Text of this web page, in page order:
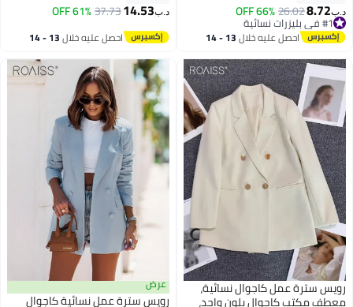
كلاسيكي للسيدات مع أزرار وفتحة
صدر مفتوحة وسترة بدلة مع
وسادات كتف باللون البيج
د.ب‏8.72
26.02
66% OFF
#1 في بليزرات نسائية
#1 في بليزرات نسائية احصل عليه خلال 13 - 14
فضفاضة بياقة ذات طية، قطعة لا
غنى عنها في خزانة ملابسك،
مناسبة للارتداء اليومي والرسمي
على حد سواء
د.ب‏14.53
37.73
61% OFF
احصل عليه خلال 13 - 14
رويس سترة عمل كاجوال نسائية،
معطف مكتب كاجوال بلون واحد،
عرض
رويس سترة عمل نسائية كاجوال